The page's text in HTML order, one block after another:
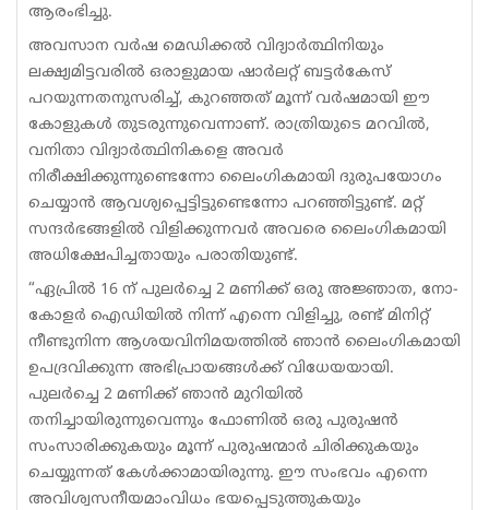
ആരംഭിച്ചു.
അവസാന വർഷ മെഡിക്കൽ വിദ്യാർത്ഥിനിയും
ലക്ഷ്യമിട്ടവരിൽ ഒരാളുമായ ഷാർലറ്റ് ബട്ടർകേസ്
പറയുന്നതനുസരിച്ച്, കുറഞ്ഞത് മൂന്ന് വർഷമായി ഈ
കോളുകൾ തുടരുന്നുവെന്നാണ്. രാത്രിയുടെ മറവിൽ,
വനിതാ വിദ്യാർത്ഥിനികളെ അവർ
നിരീക്ഷിക്കുന്നുണ്ടെന്നോ ലൈംഗികമായി ദുരുപയോഗം
ചെയ്യാൻ ആവശ്യപ്പെട്ടിട്ടുണ്ടെന്നോ പറഞ്ഞിട്ടുണ്ട്. മറ്റ്
സന്ദർഭങ്ങളിൽ വിളിക്കുന്നവർ അവരെ ലൈംഗികമായി
അധിക്ഷേപിച്ചതായും പരാതിയുണ്ട്.
“ഏപ്രിൽ 16 ന് പുലർച്ചെ 2 മണിക്ക് ഒരു അജ്ഞാത, നോ-
കോളർ ഐഡിയിൽ നിന്ന് എന്നെ വിളിച്ചു, രണ്ട് മിനിറ്റ്
നീണ്ടുനിന്ന ആശയവിനിമയത്തിൽ ഞാൻ ലൈംഗികമായി
ഉപദ്രവിക്കുന്ന അഭിപ്രായങ്ങൾക്ക് വിധേയയായി.
പുലർച്ചെ 2 മണിക്ക് ഞാൻ മുറിയിൽ
തനിച്ചായിരുന്നുവെന്നും ഫോണിൽ ഒരു പുരുഷൻ
സംസാരിക്കുകയും മൂന്ന് പുരുഷന്മാർ ചിരിക്കുകയും
ചെയ്യുന്നത് കേൾക്കാമായിരുന്നു. ഈ സംഭവം എന്നെ
അവിശ്വസനീയമാംവിധം ഭയപ്പെടുത്തുകയും